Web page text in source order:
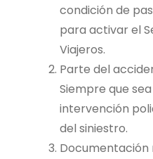
condición de
para activar el
Viajeros.
Parte del
Siempre que
intervención
del siniestro.
Documentación